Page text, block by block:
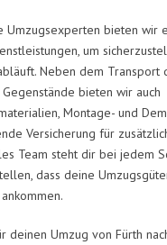
Umzugsexperten bieten wir
um
Neben dem Transport
bieten wir auch
Montage- und
Versicherung für
Team steht dir bei jedem
dass deine
deinen Umzug von Fürth